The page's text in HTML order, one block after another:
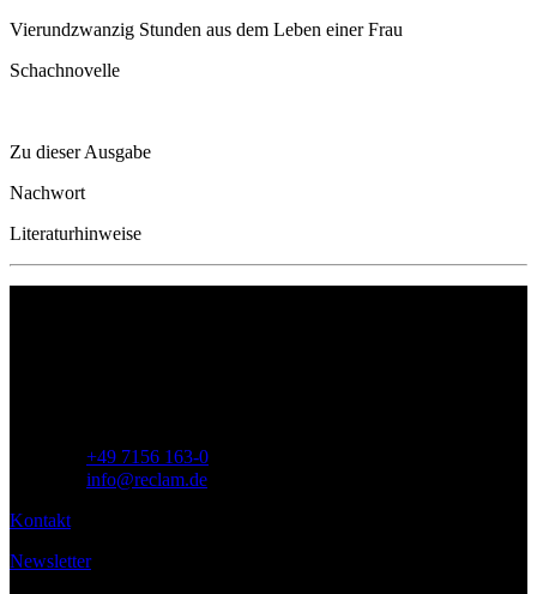
Vierundzwanzig Stunden aus dem Leben einer Frau
Schachnovelle
Zu dieser Ausgabe
Nachwort
Literaturhinweise
+49 7156 163-0
info@reclam.de
Kontakt
Newsletter